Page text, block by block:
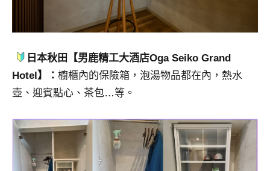
日本秋田【男鹿精工大酒店Oga Seiko Grand
Hotel】： 櫥櫃內的保險箱，泡湯物品都在內，熱水
壺、迎賓點心、茶包…等。